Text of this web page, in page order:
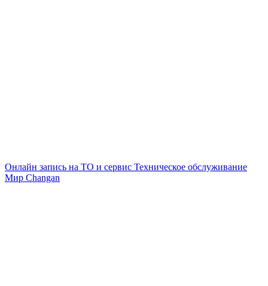
Онлайн запись на ТО и сервис Техническое обслуживание
Мир Changan